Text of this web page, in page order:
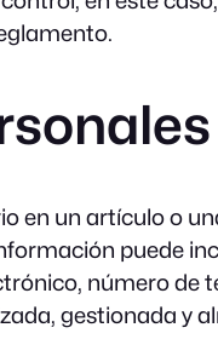
en un artículo o
puede
número de
gestionada y